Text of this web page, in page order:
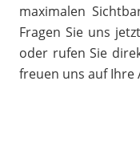
maximalen
Fragen Sie uns
oder rufen Sie
freuen uns auf Ihre